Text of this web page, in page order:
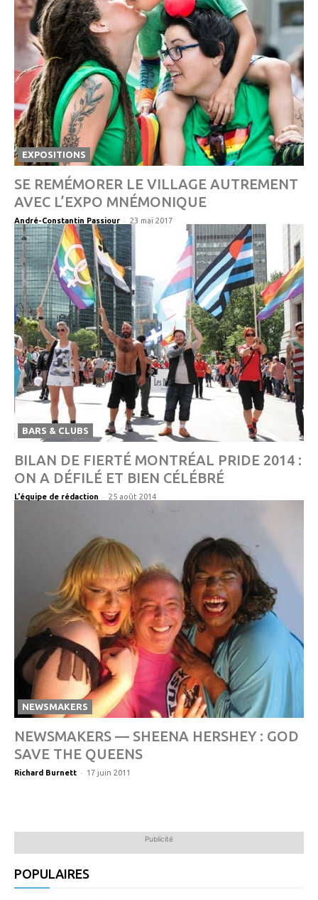
EXPOSITIONS
SE REMÉMORER LE VILLAGE AUTREMENT
AVEC L’EXPO MNÉMONIQUE
André-Constantin Passiour - 23 mai 2017
BARS & CLUBS
BILAN DE FIERTÉ MONTRÉAL PRIDE 2014 :
ON A DÉFILÉ ET BIEN CÉLÉBRÉ
L'équipe de rédaction - 25 août 2014
NEWSMAKERS
NEWSMAKERS — SHEENA HERSHEY : GOD
SAVE THE QUEENS
Richard Burnett - 17 juin 2011
Publicité
POPULAIRES